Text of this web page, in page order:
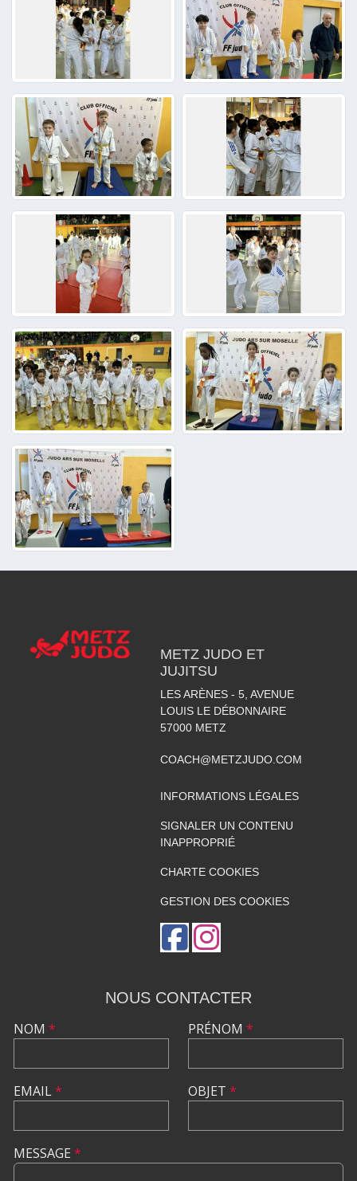
METZ JUDO ET
JUJITSU
LES ARÈNES - 5, AVENUE
LOUIS LE DÉBONNAIRE
57000 METZ
COACH@METZJUDO.COM
INFORMATIONS LÉGALES
SIGNALER UN CONTENU
INAPPROPRIÉ
CHARTE COOKIES
GESTION DES COOKIES
NOUS CONTACTER
NOM *
EMAIL*
PRÉNOM *
OBJET *
MESSAGE *